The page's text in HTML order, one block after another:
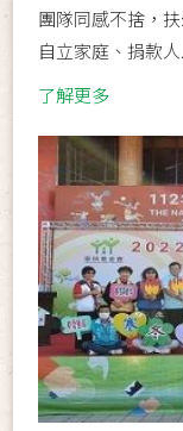
團隊同感不捨，
自立家庭、捐款
了解更多